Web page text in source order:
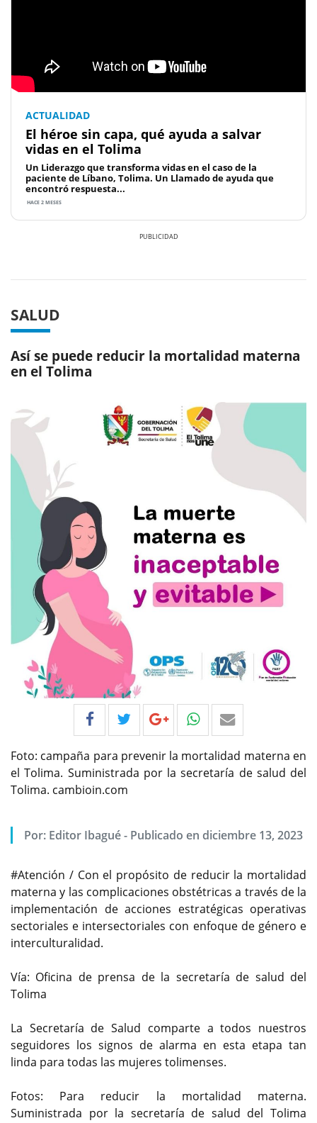
ACTUALIDAD
El héroe sin capa, qué ayuda a salvar
vidas en el Tolima
Un Liderazgo que transforma vidas en el caso de la
paciente de Líbano, Tolima. Un Llamado de ayuda que
encontró respuesta...
HACE 2 MESES
SALUD
Así se puede reducir la mortalidad materna
en el Tolima
Foto: campaña para prevenir la mortalidad materna en
el Tolima. Suministrada por la secretaría de salud del
Tolima. cambioin.com
Por: Editor Ibagué- Publicado en diciembre 13, 2023
#Atención / Con el propósito de reducir la mortalidad
materna y las complicaciones obstétricas a través de la
implementación de acciones estratégicas operativas
sectoriales e intersectoriales con enfoque de género e
interculturalidad.
Vía: Oficina de prensa de la secretaría de salud del
Tolima
La Secretaría de Salud comparte a todos nuestros
seguidores los signos de alarma en esta etapa tan
linda para todas las mujeres tolimenses.
Fotos: Para reducir la mortalidad materna.
Suministrada por la secretaría de salud del Tolima